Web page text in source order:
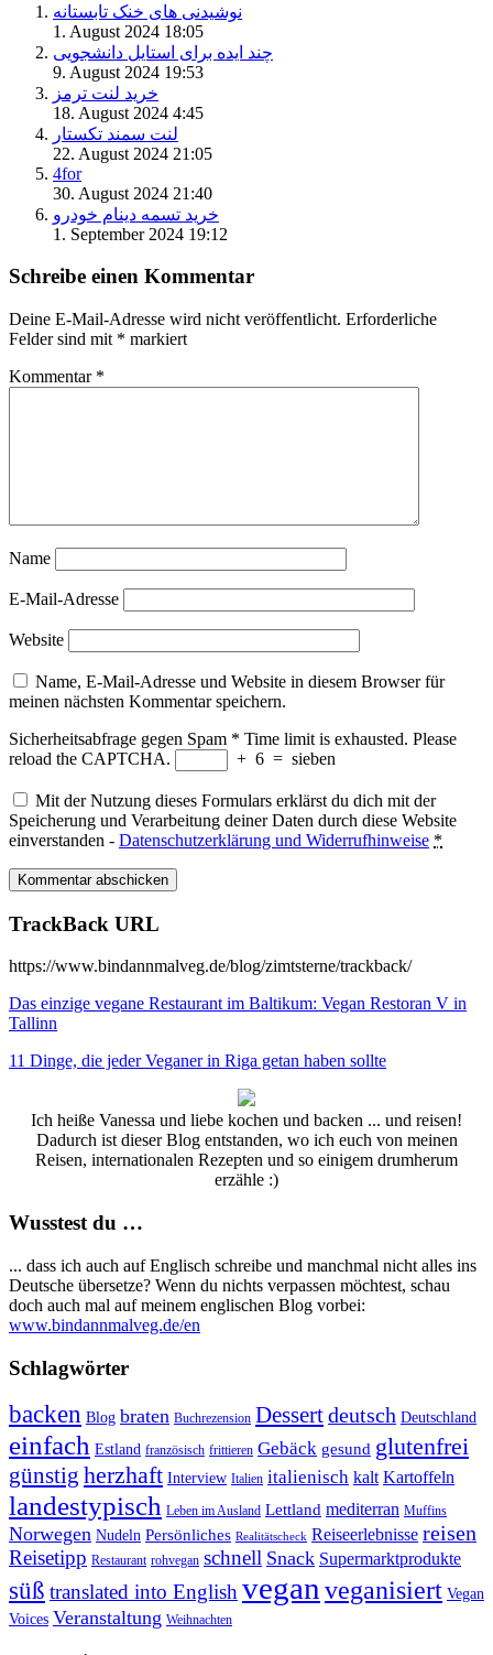
نوشیدنی های خنک تابستانه
1. August 2024 18:05
چند ایده برای استایل دانشجویی
9. August 2024 19:53
خرید لنت ترمز
18. August 2024 4:45
لنت سمند تکستار
22. August 2024 21:05
4for
30. August 2024 21:40
خرید تسمه دینام خودرو
1. September 2024 19:12
Schreibe einen Kommentar
Deine E-Mail-Adresse wird nicht veröffentlicht. Erforderliche
Felder sind mit * markiert
Kommentar *
Name
E-Mail-Adresse
Website
Name, E-Mail-Adresse und Website in diesem Browser für
meinen nächsten Kommentar speichern.
Sicherheitsabfrage gegen Spam * Time limit is exhausted. Please
reload the CAPTCHA.
+ 6 = sieben
Mit der Nutzung dieses Formulars erklärst du dich mit der
Speicherung und Verarbeitung deiner Daten durch diese Website
einverstanden - Datenschutzerklärung und Widerrufhinweise *
TrackBack URL
https://www.bindannmalveg.de/blog/zimtsterne/trackback/
Das einzige vegane Restaurant im Baltikum: Vegan Restoran V in
Tallinn
11 Dinge, die jeder Veganer in Riga getan haben sollte
Ich heiße Vanessa und liebe kochen und backen ... und reisen!
Dadurch ist dieser Blog entstanden, wo ich euch von meinen
Reisen, internationalen Rezepten und so einigem drumherum
erzähle :)
Wusstest du …
... dass ich auch auf Englisch schreibe und manchmal nicht alles ins
Deutsche übersetze? Wenn du nichts verpassen möchtest, schau
doch auch mal auf meinem englischen Blog vorbei:
www.bindannmalveg.de/en
Schlagwörter
backen Blog braten Buchrezension Dessertdeutsch Deutschland
einfach Estland französisch frittieren Gebäck gesund glutenfrei
günstig herzhaft Interview Italien italienisch kalt Kartoffeln
landestypisch Leben im Ausland Lettland mediterran Muffins
Norwegen Nudeln Persönliches Realitätscheck Reiseerlebnisse reisen
Reisetipp Restaurant rohvegan schnell Snack Supermarktprodukte
süß translated into Englishvegan veganisiert Vegan
Voices Veranstaltung Weihnachten